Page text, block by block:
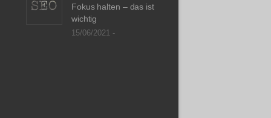
Fokus halten – das ist
wichtig
15/06/2021 -